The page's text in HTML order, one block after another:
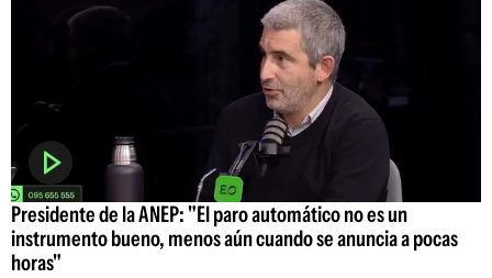
Presidente de la ANEP: "El paro automático no es un
instrumento bueno, menos aún cuando se anuncia a pocas
horas"